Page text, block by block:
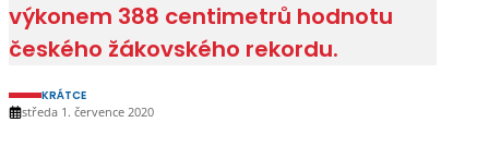
výkonem 388 centimetrů hodnotu
českého žákovského rekordu.
KRÁTCE
středa 1. července 2020